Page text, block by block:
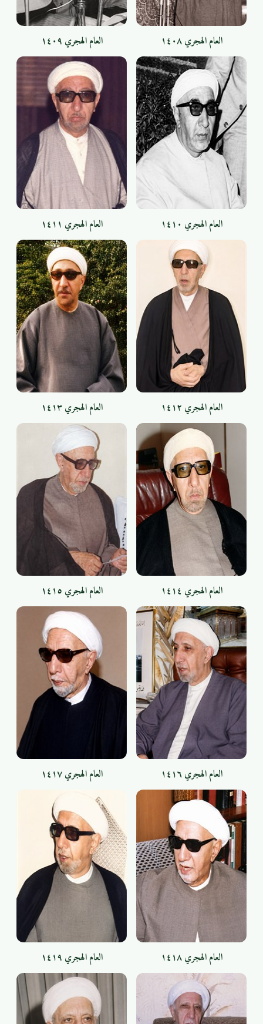
العام الهجري ١٤٠٨ العام الهجري ١٤٠٩
العام الهجري ١٤١٠ العام الهجري ١٤١١
العام الهجري ١٤١٢ العام الهجري ١٤١٣
العام الهجري ١٤١٤ العام الهجري ١٤١٥
العام الهجري ١٤١٦ العام الهجري ١٤١٧
العام الهجري ١٤١٨ العام الهجري ١٤١٩